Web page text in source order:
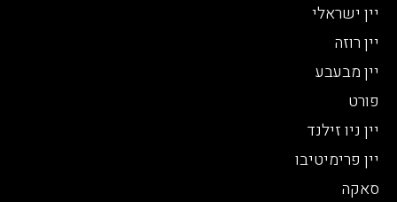
יין ישראלי
יין רוזה
יין מבעבע
פורט
יין ניו זילנד
יין פרימיטיבו
סאקה